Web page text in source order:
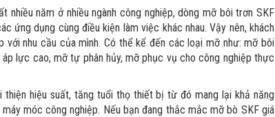
năm ở nhiều ngành công nghiệp, dòng mỡ bôi trơn SKF
ứng dụng cùng điều kiện làm việc khác nhau. Vậy nên, khách
nhu cầu của mình. Có thể kể đến các loại mỡ như: mỡ bôi
lực cao, mỡ tự phân hủy, mỡ phục vụ cho công nghiệp thực
hiệu suất, tăng tuổi thọ thiết bị từ đó mang lại khả năng
móc công nghiệp. Nếu bạn đang thắc mắc mỡ bò SKF giá